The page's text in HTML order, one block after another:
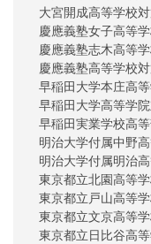
大宮開成高等学校
慶應義塾女子高等
慶應義塾志木高等
慶應義塾高等学校
早稲田大学本庄高
早稲田大学高等学
早稲田実業学校高
明治大学付属中野
明治大学付属明治
東京都立北園高等
東京都立戸山高等
東京都立文京高等
東京都立日比谷高